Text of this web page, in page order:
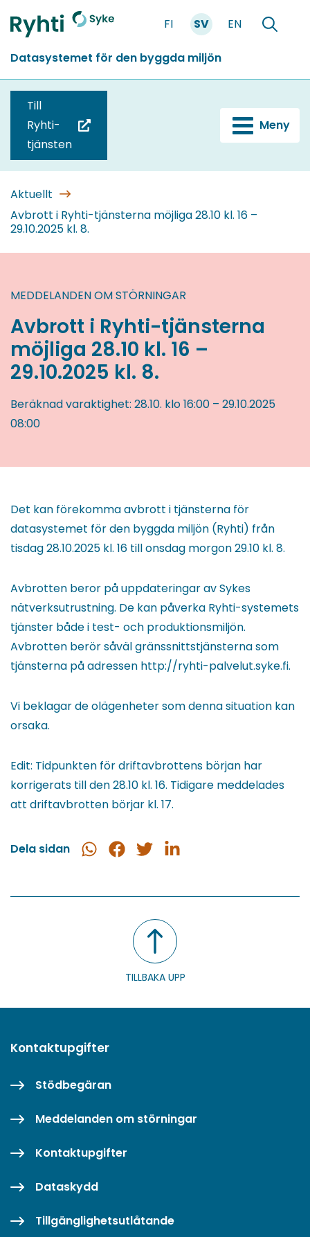
till
Förstasidan
FI SV EN
Söka
Datasystemet för den byggda miljön
Till
Ryhti-
tjänsten
blir
omdirigerad
till
en
annan
tjänst)
Meny
Aktuellt
Avbrott i Ryhti-tjänsterna möjliga 28.10 kl. 16 –
29.10.2025 kl. 8.
MEDDELANDEN OM STÖRNINGAR
Avbrott i Ryhti-tjänsterna
möjliga 28.10 kl. 16 –
29.10.2025 kl. 8.
Beräknad varaktighet: 28.10. klo 16:00 – 29.10.2025
08:00
Det kan förekomma avbrott i tjänsterna för
datasystemet för den byggda miljön (Ryhti) från
tisdag 28.10.2025 kl. 16 till onsdag morgon 29.10 kl. 8.
Avbrotten beror på uppdateringar av Sykes
nätverksutrustning. De kan påverka Ryhti-systemets
tjänster både i test- och produktionsmiljön.
Avbrotten berör såväl gränssnittstjänsterna som
tjänsterna på adressen http://ryhti-palvelut.syke.fi.
Vi beklagar de olägenheter som denna situation kan
orsaka.
Edit: Tidpunkten för driftavbrottens början har
korrigerats till den 28.10 kl. 16. Tidigare meddelades
att driftavbrotten börjar kl. 17.
Dela sidan
Dela
Dela
Dela
Dela
TILLBAKA UPP
Kontaktupgifter
Stödbegäran
Meddelanden om störningar
Kontaktupgifter
Dataskydd
Tillgänglighetsutlåtande